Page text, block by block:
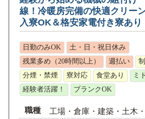
線！冷暖房完備の快適クリー
入寮OK＆格安家電付き寮あり
日勤のみOK
土・日・祝日休み
残業多め（20時間以上）
週払い
分煙・禁煙
寮対応 食堂あり
ミ
経験者活躍！
ブランクOK
職種 工場・倉庫・建築・土木